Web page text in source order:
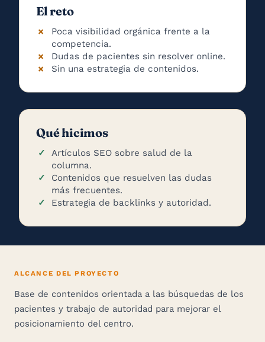
El reto
Poca visibilidad orgánica frente a la
competencia.
Dudas de pacientes sin resolver online.
Sin una estrategia de contenidos.
Qué hicimos
Artículos SEO sobre salud de la
columna.
Contenidos que resuelven las dudas
más frecuentes.
Estrategia de backlinks y autoridad.
ALCANCE DEL PROYECTO
Base de contenidos orientada a las búsquedas de los
pacientes y trabajo de autoridad para mejorar el
posicionamiento del centro.